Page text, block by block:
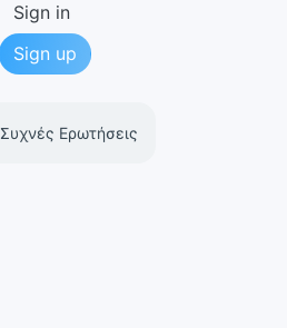
Sign in
Sign up
Συχνές Ερωτήσεις